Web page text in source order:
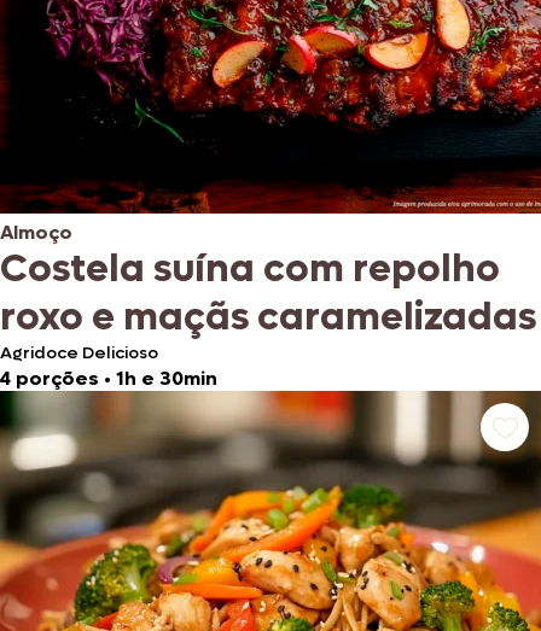
Almoço
Costela suína com repolho
roxo e maçãs caramelizadas
Agridoce Delicioso
4 porções • 1h e 30min